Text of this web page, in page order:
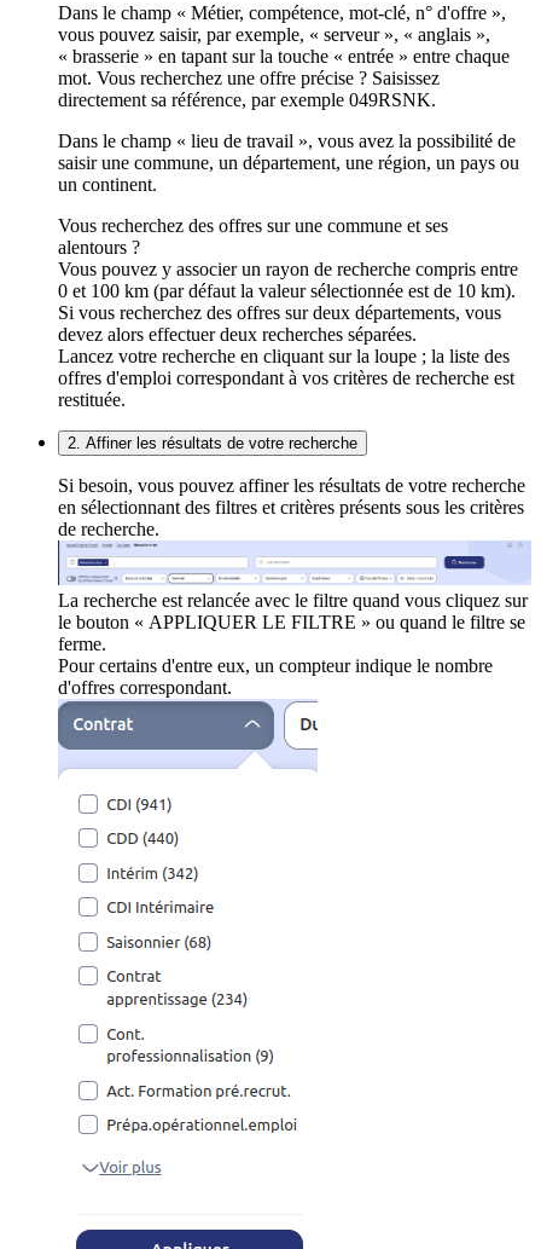
Dans le champ « Métier, compétence, mot-clé, n° d'offre »,
vous pouvez saisir, par exemple, « serveur », « anglais »,
« brasserie » en tapant sur la touche « entrée » entre chaque
mot. Vous recherchez une offre précise ? Saisissez
directement sa référence, par exemple 049RSNK.
Dans le champ « lieu de travail », vous avez la possibilité de
saisir une commune, un département, une région, un pays ou
un continent.
Vous recherchez des offres sur une commune et ses
alentours ?
Vous pouvez y associer un rayon de recherche compris entre
0 et 100 km (par défaut la valeur sélectionnée est de 10 km).
Si vous recherchez des offres sur deux départements, vous
devez alors effectuer deux recherches séparées.
Lancez votre recherche en cliquant sur la loupe ; la liste des
offres d'emploi correspondant à vos critères de recherche est
restituée.
2. Affiner les résultats de votre recherche
Si besoin, vous pouvez affiner les résultats de votre recherche
en sélectionnant des filtres et critères présents sous les critères
de recherche.
La recherche est relancée avec le filtre quand vous cliquez sur
le bouton « APPLIQUER LE FILTRE » ou quand le filtre se
ferme.
Pour certains d'entre eux, un compteur indique le nombre
d'offres correspondant.